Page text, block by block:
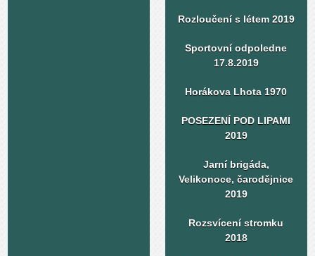
Rozloučení s létem 2019
Sportovní odpoledne
17.8.2019
Horákova Lhota 1970
POSEZENÍ POD LIPAMI
2019
Jarní brigáda,
Velikonoce, čarodějnice
2019
Rozsvícení stromku
2018